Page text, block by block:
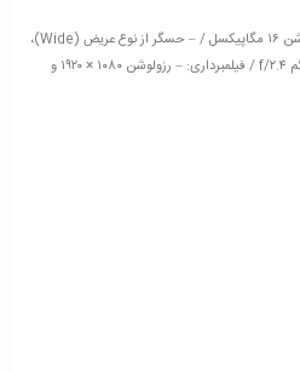
دارای یک حسگر دوربین | دوربین‌ با رزولوشن ۱۶ مگاپیکسل / – حسگر از نوع عریض (Wide)،
با رزولوشن ۱۶ مگاپیکسل، دریچه‌ی دیافراگم f/۲.۴ / فیلمبرداری: – رزولوشن ۱۰۸۰ × ۱۹۲۰ و